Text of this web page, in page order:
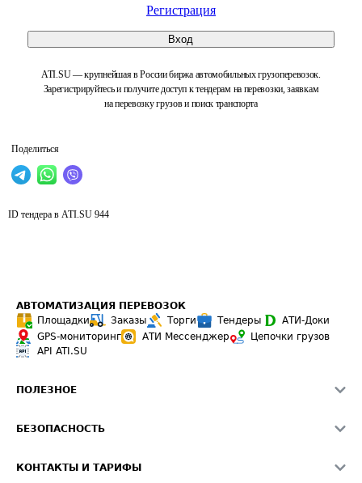
Регистрация
Вход
ATI.SU — крупнейшая в России биржа автомобильных грузоперевозок.
Зарегистрируйтесь и получите доступ к тендерам на перевозки, заявкам
на перевозку грузов и поиск транспорта
Поделиться
ID тендера в ATI.SU 944
АВТОМАТИЗАЦИЯ ПЕРЕВОЗОК
Площадки
Заказы Торги Тендеры
АТИ-Доки
GPS-мониторинг
АТИ Мессенджер
Цепочки грузов
API ATI.SU
ПОЛЕЗНОЕ
Звезды ATI.SU на вашем сайте
БЕЗОПАСНОСТЬ
КОНТАКТЫ И ТАРИФЫ